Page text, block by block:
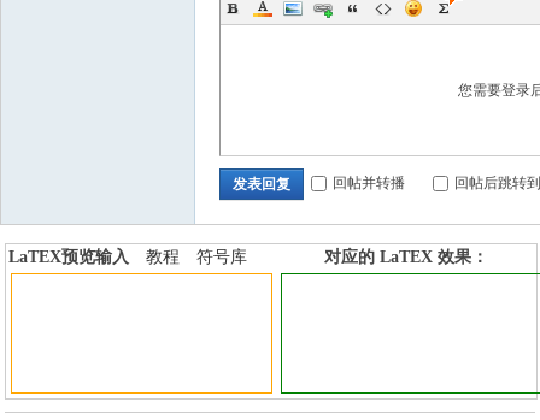
您需要登录
发表回复 回帖并转播 回帖后跳转
LaTEX预览输入 教程
符号库
对应的 LaTEX 效果：